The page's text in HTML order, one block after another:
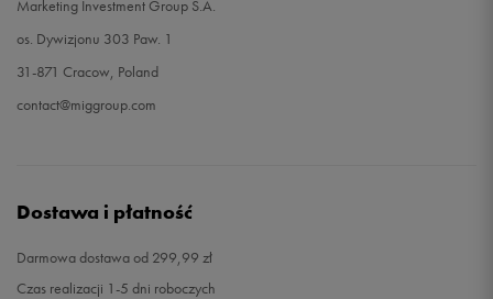
Marketing Investment Group S.A.
os. Dywizjonu 303 Paw. 1
31-871 Cracow, Poland
contact@miggroup.com
Dostawa i płatność
Darmowa dostawa od 299,99 zł
Czas realizacji 1-5 dni roboczych